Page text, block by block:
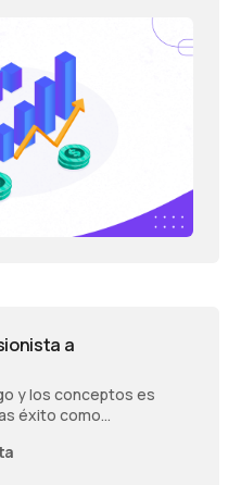
a
y los conceptos es
éxito como